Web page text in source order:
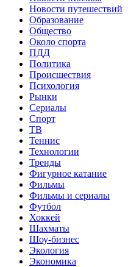
Новости путешествий
Образование
Общество
Около спорта
ПДД
Политика
Происшествия
Психология
Рынки
Сериалы
Спорт
ТВ
Теннис
Технологии
Тренды
Фигурное катание
Фильмы
Фильмы и сериалы
Футбол
Хоккей
Шахматы
Шоу-бизнес
Экология
Экономика